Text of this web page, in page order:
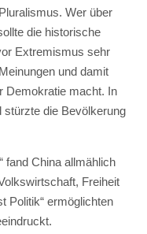
Wer über
die historische
Extremismus sehr
und damit
Demokratie macht. In
die Bevölkerung
fand China allmählich
Freiheit
Politik“ ermöglichten